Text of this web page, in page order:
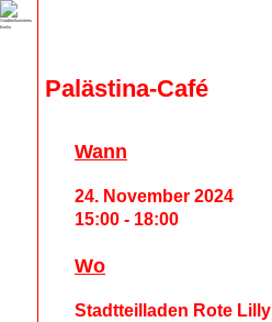
Palästina-Café
Wann
24. November 2024
15:00 - 18:00
Wo
Stadtteilladen Rote Lilly